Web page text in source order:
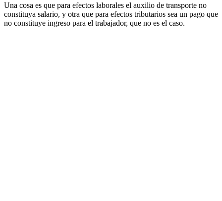
Una cosa es que para efectos laborales el auxilio de transporte no
constituya salario, y otra que para efectos tributarios sea un pago que
no constituye ingreso para el trabajador, que no es el caso.